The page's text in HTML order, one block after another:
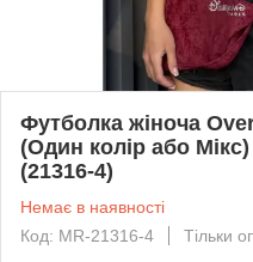
Футболка жіноча
(Один колір або
(21316-4)
Немає в наявності
Код: MR-21316-4
Тільки